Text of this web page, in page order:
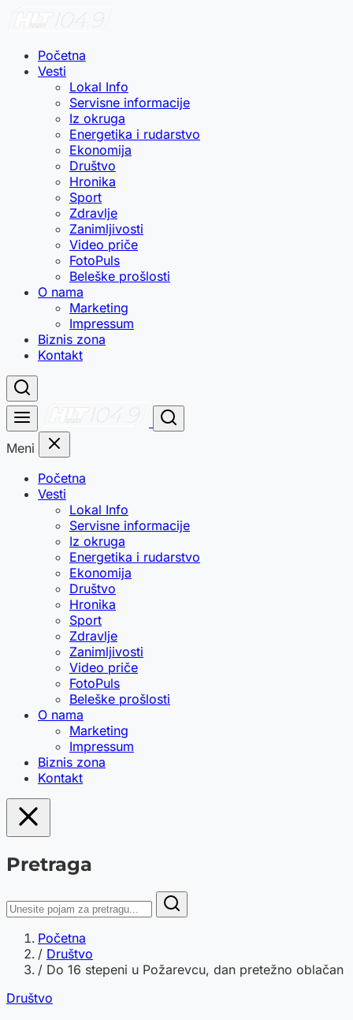
Početna
Vesti
Lokal Info
Servisne informacije
Iz okruga
Energetika i rudarstvo
Ekonomija
Društvo
Hronika
Sport
Zdravlje
Zanimljivosti
Video priče
FotoPuls
Beleške prošlosti
O nama
Marketing
Impressum
Biznis zona
Kontakt
Meni
Početna
Vesti
Lokal Info
Servisne informacije
Iz okruga
Energetika i rudarstvo
Ekonomija
Društvo
Hronika
Sport
Zdravlje
Zanimljivosti
Video priče
FotoPuls
Beleške prošlosti
O nama
Marketing
Impressum
Biznis zona
Kontakt
Pretraga
Početna
/ Društvo
/ Do 16 stepeni u Požarevcu, dan pretežno oblačan
Društvo